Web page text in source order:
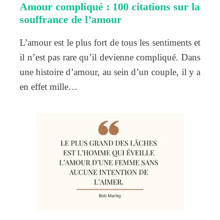
Amour compliqué : 100 citations sur la
souffrance de l’amour
L’amour est le plus fort de tous les sentiments et
il n’est pas rare qu’il devienne compliqué. Dans
une histoire d’amour, au sein d’un couple, il y a
en effet mille…